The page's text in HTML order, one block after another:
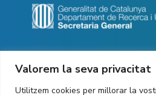
Valorem la seva privacitat
Utilitzem cookies per millorar la